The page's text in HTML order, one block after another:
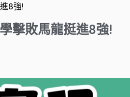
8強!
擊敗馬龍挺進8強!